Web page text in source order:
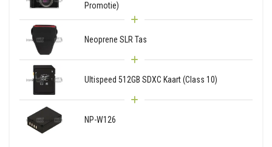
Promotie)
Neoprene SLR Tas
Ultispeed 512GB SDXC Kaart (Class 10)
NP-W126